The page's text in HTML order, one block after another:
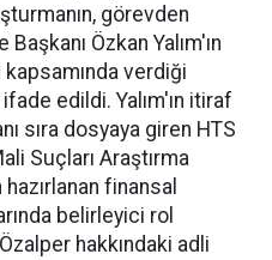
görevden
Özkan Yalım'ın
verdiği
ifade edildi. Yalım'ın itiraf
sıra dosyaya giren HTS
Suçları Araştırma
finansal
belirleyici rol
hakkındaki adli